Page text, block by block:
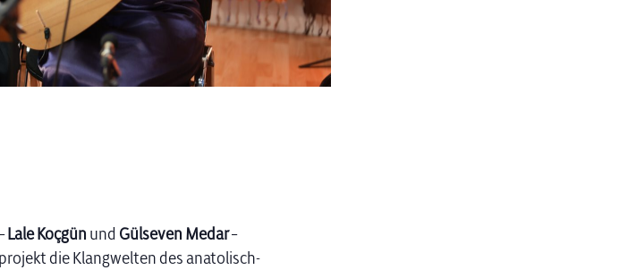
Lale Koçgün und Gülseven Medar–
die Klangwelten des anatolisch-